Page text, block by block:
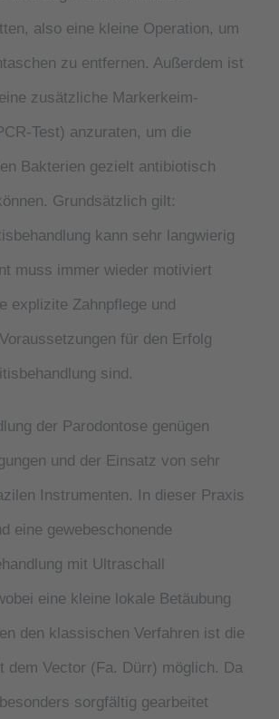
also eine kleine Operation, um
zu entfernen. Außerdem ist
zusätzliche Markerkeim-
Test) anzuraten, um die
Bakterien gezielt antibiotisch
Grundsätzlich gilt:
kann sehr langwierig
muss immer wieder motiviert
explizite Zahnpflege und
für den Erfolg
sind.
der Parodontose genügen
und der Einsatz von sehr
Instrumenten. In dieser Praxis
eine gewebeschonende
mit Ultraschall
eine kleine lokale Betäubung
den klassischen Verfahren ist die
dem Vector (Fa. Dürr) möglich. Da
sorgfältig gearbeitet